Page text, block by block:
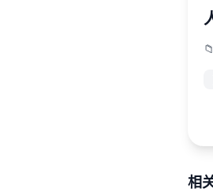
相